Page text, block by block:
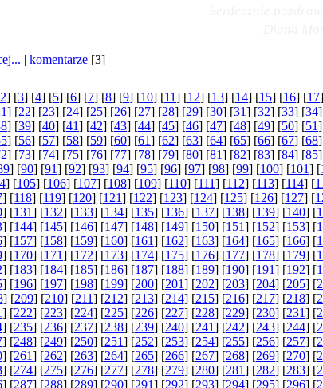
| komentarze [3]
2] [3] [4] [5] [6] [7] [8] [9] [10] [11] [12] [13] [14] [15] [16] [17
] [22] [23] [24] [25] [26] [27] [28] [29] [30] [31] [32] [33] [34
] [39] [40] [41] [42] [43] [44] [45] [46] [47] [48] [49] [50] [51
] [56] [57] [58] [59] [60] [61] [62] [63] [64] [65] [66] [67] [68
] [73] [74] [75] [76] [77] [78] [79] [80] [81] [82] [83] [84] [85
] [90] [91] [92] [93] [94] [95] [96] [97] [98] [99] [100] [101] [
] [105] [106] [107] [108] [109] [110] [111] [112] [113] [114] [
] [118] [119] [120] [121] [122] [123] [124] [125] [126] [127] [
] [131] [132] [133] [134] [135] [136] [137] [138] [139] [140] [
] [144] [145] [146] [147] [148] [149] [150] [151] [152] [153] [
] [157] [158] [159] [160] [161] [162] [163] [164] [165] [166] [
] [170] [171] [172] [173] [174] [175] [176] [177] [178] [179] [
] [183] [184] [185] [186] [187] [188] [189] [190] [191] [192] [
] [196] [197] [198] [199] [200] [201] [202] [203] [204] [205] [
] [209] [210] [211] [212] [213] [214] [215] [216] [217] [218] [
] [222] [223] [224] [225] [226] [227] [228] [229] [230] [231] [
] [235] [236] [237] [238] [239] [240] [241] [242] [243] [244] [
] [248] [249] [250] [251] [252] [253] [254] [255] [256] [257] [
] [261] [262] [263] [264] [265] [266] [267] [268] [269] [270] [
] [274] [275] [276] [277] [278] [279] [280] [281] [282] [283] [
] [287] [288] [289] [290] [291] [292] [293] [294] [295] [296] [